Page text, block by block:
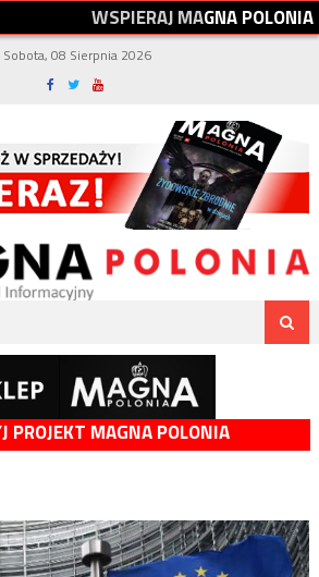
WSPIERAJMAGNAPOLONIA
Sobota, 08 Sierpnia 2026
PROJEKT MAGNA POLONIA